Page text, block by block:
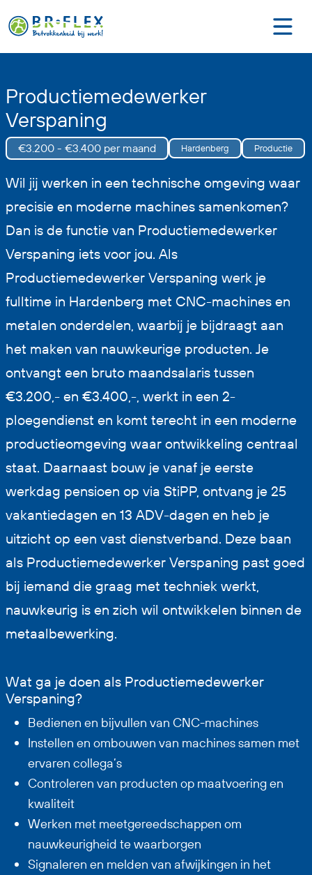
Productiemedewerker
Verspaning
€3.200 - €3.400 per maand Hardenberg Productie
Wil jij werken in een technische omgeving waar
precisie en moderne machines samenkomen?
Dan is de functie van Productiemedewerker
Verspaning iets voor jou. Als
Productiemedewerker Verspaning werk je
fulltime in Hardenberg met CNC-machines en
metalen onderdelen, waarbij je bijdraagt aan
het maken van nauwkeurige producten. Je
ontvangt een bruto maandsalaris tussen
€3.200,- en €3.400,-, werkt in een 2-
ploegendienst en komt terecht in een moderne
productieomgeving waar ontwikkeling centraal
staat. Daarnaast bouw je vanaf je eerste
werkdag pensioen op via StiPP, ontvang je 25
vakantiedagen en 13 ADV-dagen en heb je
uitzicht op een vast dienstverband. Deze baan
als Productiemedewerker Verspaning past goed
bij iemand die graag met techniek werkt,
nauwkeurig is en zich wil ontwikkelen binnen de
metaalbewerking.
Wat ga je doen als Productiemedewerker
Verspaning?
Bedienen en bijvullen van CNC-machines
Instellen en ombouwen van machines samen met
ervaren collega’s
Controleren van producten op maatvoering en
kwaliteit
Werken met meetgereedschappen om
nauwkeurigheid te waarborgen
Signaleren en melden van afwijkingen in het